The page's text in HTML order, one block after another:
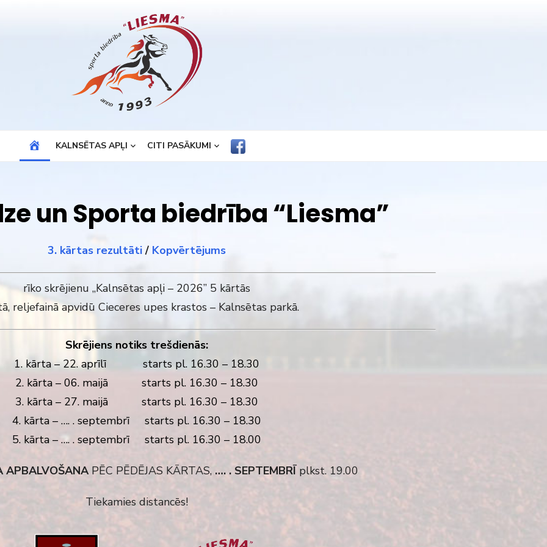
SPORTA
KALNSĒTAS APĻI CITI PASĀKUMI
un Sporta biedrība “Liesma”
3. kārtas rezultāti/ Kopvērtējums
rīko skrējienu „Kalnsētas apļi – 2026” 5 kārtās
reljefainā apvidū Cieceres upes krastos – Kalnsētas parkā.
Skrējiens notiks trešdienās:
1. kārta – 22. aprīlī starts pl. 16.30 – 18.30
2. kārta – 06. maijā starts pl. 16.30 – 18.30
3. kārta – 27. maijā starts pl. 16.30 – 18.30
4. kārta – …. . septembrī starts pl. 16.30 – 18.30
5. kārta – …. . septembrī starts pl. 16.30 – 18.00
APBALVOŠANAPĒC PĒDĒJAS KĀRTAS, …. . SEPTEMBRĪplkst. 19.00
Tiekamies distancēs!